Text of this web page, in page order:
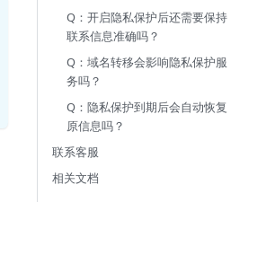
Q：开启隐私保护后还需要保持
联系信息准确吗？
Q：域名转移会影响隐私保护服
务吗？
Q：隐私保护到期后会自动恢复
原信息吗？
联系客服
相关文档